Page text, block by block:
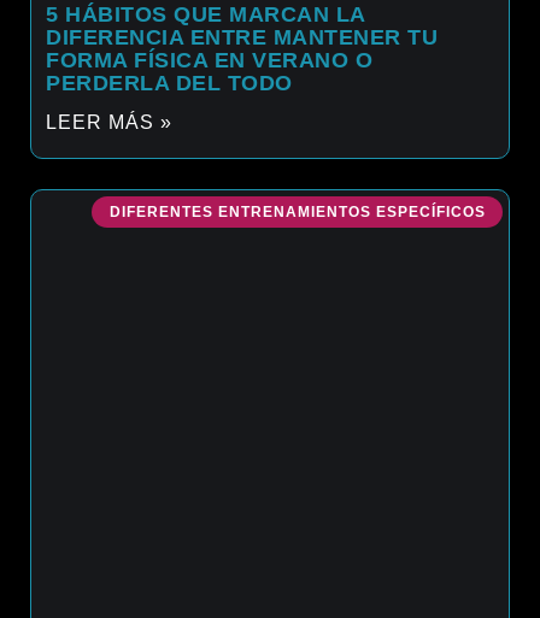
5 HÁBITOS QUE MARCAN LA
DIFERENCIA ENTRE MANTENER TU
FORMA FÍSICA EN VERANO O
PERDERLA DEL TODO
LEER MÁS »
DIFERENTES ENTRENAMIENTOS ESPECÍFICOS